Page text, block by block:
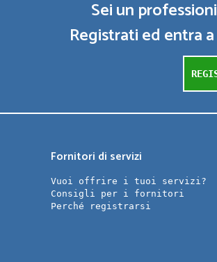
Sei un
Registrati ed entra
Fornitori di servizi
Vuoi offrire i tuoi servizi?
Consigli per i fornitori
Perché registrarsi